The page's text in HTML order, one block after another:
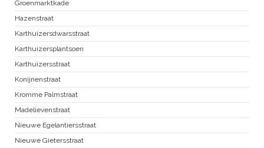
Groenmarktkade
Hazenstraat
Karthuizersdwarsstraat
Karthuizersplantsoen
Karthuizersstraat
Konijnenstraat
Kromme Palmstraat
Madelievenstraat
Nieuwe Egelantiersstraat
Nieuwe Gietersstraat